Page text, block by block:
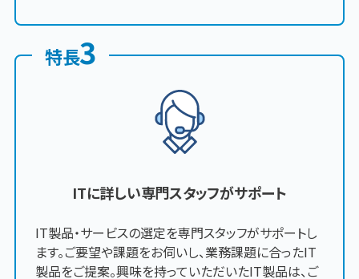
特長3
ITに詳しい専門スタッフがサポート
IT製品・サービスの選定を専門スタッフがサポートし
ます。ご要望や課題をお伺いし、業務課題に合ったIT
製品をご提案。興味を持っていただいたIT製品は、ご